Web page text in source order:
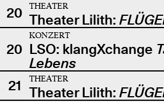
20
THEATER
Theater Lilith:
20
KONZERT
LSO: klangXchange
Lebens
21
THEATER
Theater Lilith: